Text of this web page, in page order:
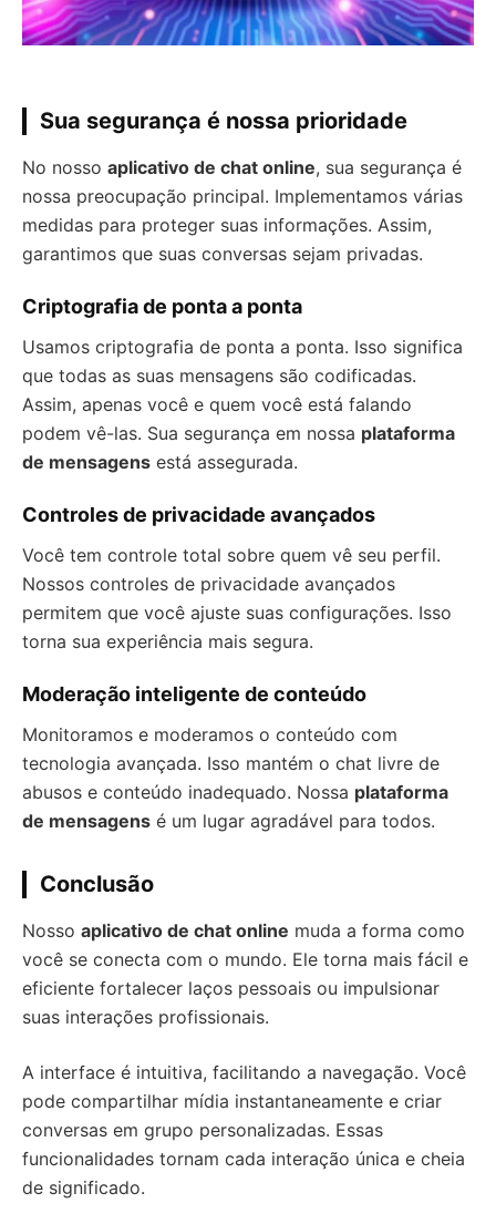
Sua segurança é nossa prioridade
No nosso aplicativo de chat online, sua segurança é
nossa preocupação principal. Implementamos várias
medidas para proteger suas informações. Assim,
garantimos que suas conversas sejam privadas.
Criptografia de ponta a ponta
Usamos criptografia de ponta a ponta. Isso significa
que todas as suas mensagens são codificadas.
Assim, apenas você e quem você está falando
podem vê-las. Sua segurança em nossa plataforma
de mensagens está assegurada.
Controles de privacidade avançados
Você tem controle total sobre quem vê seu perfil.
Nossos controles de privacidade avançados
permitem que você ajuste suas configurações. Isso
torna sua experiência mais segura.
Moderação inteligente de conteúdo
Monitoramos e moderamos o conteúdo com
tecnologia avançada. Isso mantém o chat livre de
abusos e conteúdo inadequado. Nossa plataforma
de mensagens é um lugar agradável para todos.
Conclusão
Nosso aplicativo de chat online muda a forma como
você se conecta com o mundo. Ele torna mais fácil e
eficiente fortalecer laços pessoais ou impulsionar
suas interações profissionais.
A interface é intuitiva, facilitando a navegação. Você
pode compartilhar mídia instantaneamente e criar
conversas em grupo personalizadas. Essas
funcionalidades tornam cada interação única e cheia
de significado.